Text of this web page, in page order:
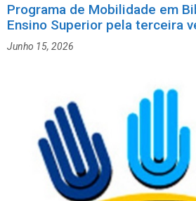
Programa de Mobilidade em
Ensino Superior pela terceira
Junho 15, 2026